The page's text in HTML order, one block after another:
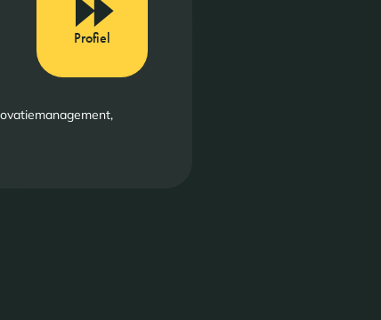
Profiel